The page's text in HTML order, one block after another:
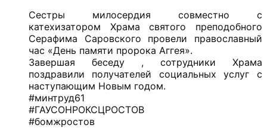
Сестры милосердия совместно с
катехизатором Храма святого преподобного
Серафима Саровского провели православный
час «День памяти пророка Аггея».
Завершая беседу , сотрудники Храма
поздравили получателей социальных услуг с
наступающим Новым годом.
#минтруд61
#ГАУСОНРОКСЦРОСТОВ
#бомжростов